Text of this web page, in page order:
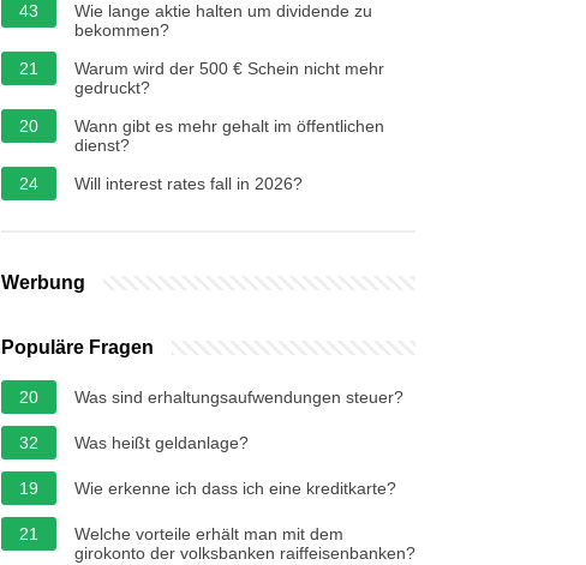
43
Wie lange aktie halten um dividende zu
bekommen?
21
Warum wird der 500 € Schein nicht mehr
gedruckt?
20
Wann gibt es mehr gehalt im öffentlichen
dienst?
24
Will interest rates fall in 2026?
Werbung
Populäre Fragen
20 Was sind erhaltungsaufwendungen steuer?
32 Was heißt geldanlage?
19 Wie erkenne ich dass ich eine kreditkarte?
21
Welche vorteile erhält man mit dem
girokonto der volksbanken raiffeisenbanken?